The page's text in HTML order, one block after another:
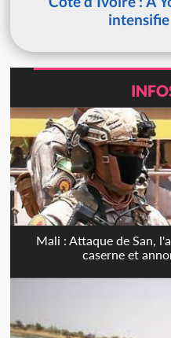
intensifie
Mali : Attaque de San,
caserne et